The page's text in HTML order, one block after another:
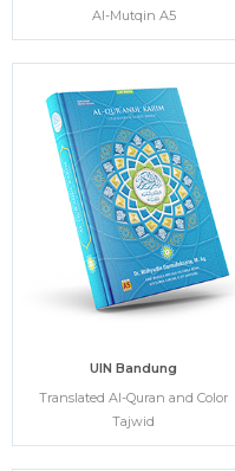
Al-Mutqin A5
UIN Bandung
Translated Al-Quran and Color
Tajwid